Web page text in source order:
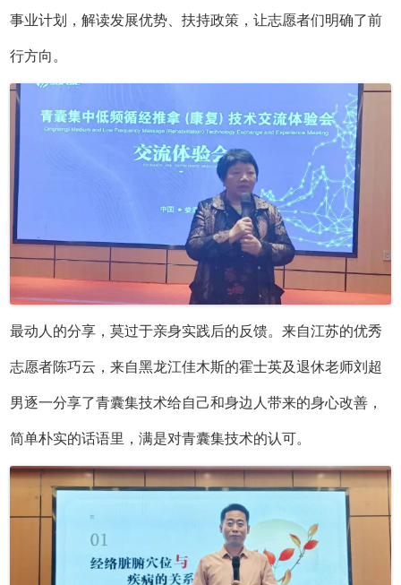
事业计划，解读发展优势、扶持政策，让志愿者们明确了前
行方向。
最动人的分享，莫过于亲身实践后的反馈。来自江苏的优秀
志愿者陈巧云，来自黑龙江佳木斯的霍士英及退休老师刘超
男逐一分享了青囊集技术给自己和身边人带来的身心改善，
简单朴实的话语里，满是对青囊集技术的认可。